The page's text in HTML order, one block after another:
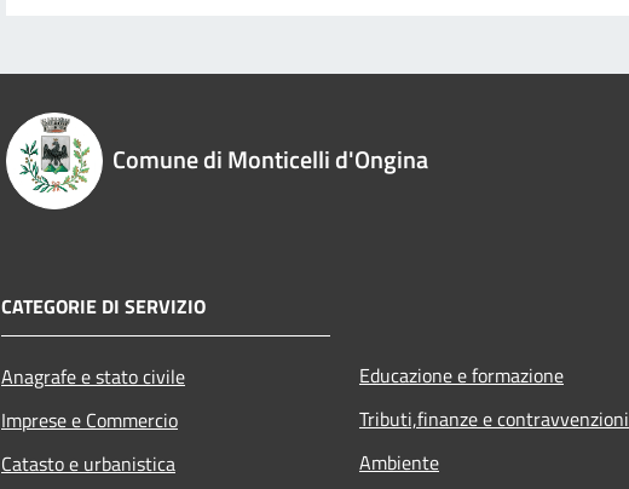
Comune di Monticelli d'Ongina
CATEGORIE DI SERVIZIO
Anagrafe e stato civile
Imprese e Commercio
Catasto e urbanistica
Educazione e formazione
Tributi,finanze e contravvenzioni
Ambiente